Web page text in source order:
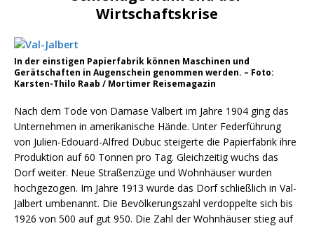
Wirtschaftskrise
In der einstigen Papierfabrik können Maschinen und
Gerätschaften in Augenschein genommen werden. – Foto:
Karsten-Thilo Raab / Mortimer Reisemagazin
Nach dem Tode von Damase Valbert im Jahre 1904 ging das
Unternehmen in amerikanische Hände. Unter Federführung
von Julien-Edouard-Alfred Dubuc steigerte die Papierfabrik ihre
Produktion auf 60 Tonnen pro Tag. Gleichzeitig wuchs das
Dorf weiter. Neue Straßenzüge und Wohnhäuser wurden
hochgezogen. Im Jahre 1913 wurde das Dorf schließlich in Val-
Jalbert umbenannt. Die Bevölkerungszahl verdoppelte sich bis
1926 von 500 auf gut 950. Die Zahl der Wohnhäuser stieg auf